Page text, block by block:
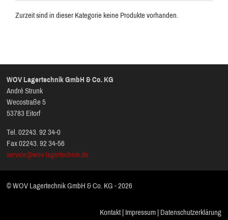
Zurzeit sind in dieser Kategorie keine Produkte vorhanden.
WOV Lagertechnik GmbH & Co. KG
André Strunk
Wecostraße 5
53783 Eitorf
Tel. 02243. 92 34-0
Fax 02243. 92 34-56
service@wov-lagertechnik.de
© WOV Lagertechnik GmbH & Co. KG - 2026
Kontakt| Impressum| Datenschutzerklärung